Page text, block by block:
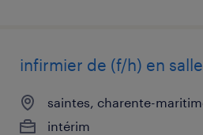
infirmier de (f/h) en
saintes, charente-
intérim